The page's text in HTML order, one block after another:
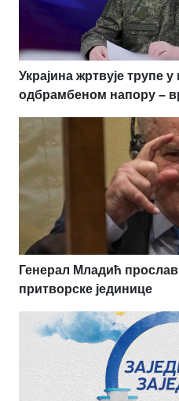
Украјина жртвује трупе
одбрамбеном напору –
Генерал Младић
притворске јединице